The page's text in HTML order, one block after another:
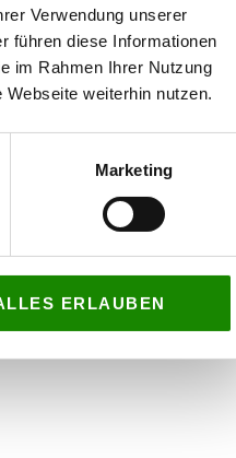
Verwendung unserer
führen diese Informationen
im Rahmen Ihrer Nutzung
weiterhin nutzen.
Marketing
ERLAUBEN